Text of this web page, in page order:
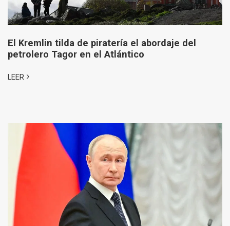
El Kremlin tilda de piratería el abordaje del
petrolero Tagor en el Atlántico
LEER